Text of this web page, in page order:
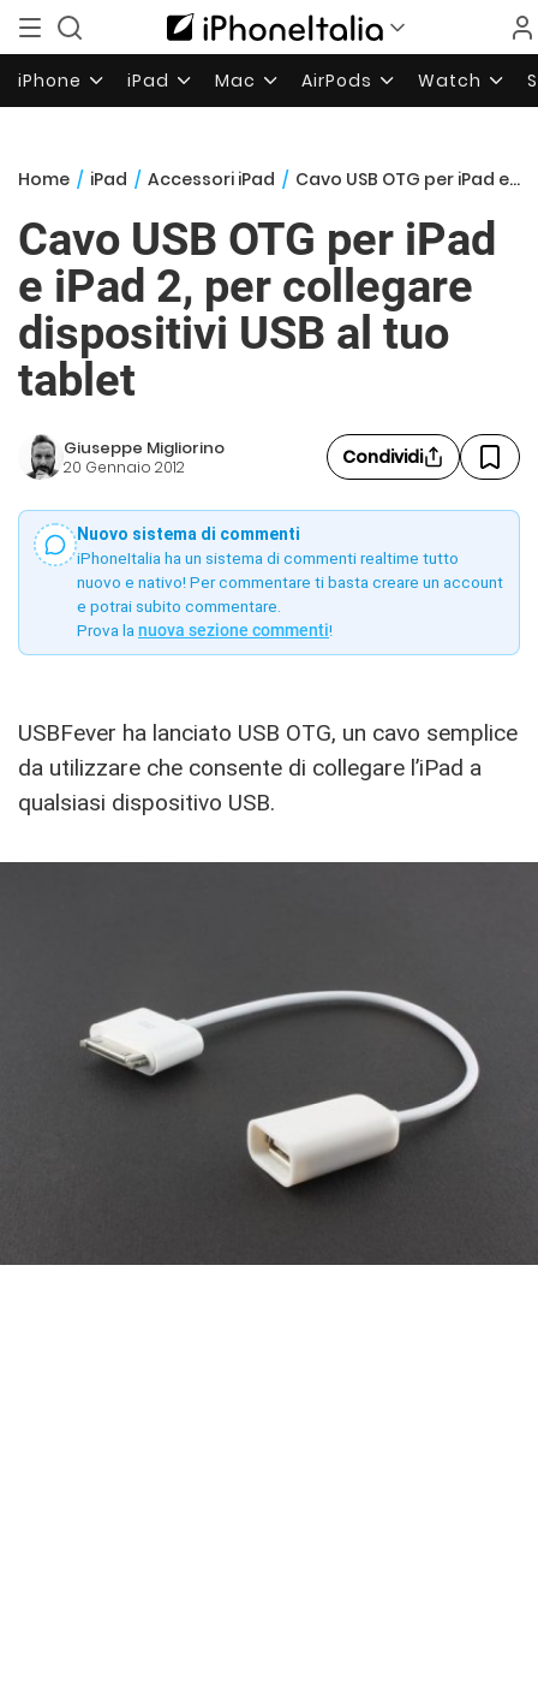
iPhone iPad Mac AirPods Watch
Home / iPad / Accessori iPad / Cavo USB OTG per iPad e iPad 2, per collegare dispositivi USB al tuo tablet
Cavo USB OTG per iPad
e iPad 2, per collegare
dispositivi USB al tuo
tablet
Giuseppe Migliorino
20 Gennaio 2012 Condividi
Nuovo sistema di commenti
iPhoneItalia ha un sistema di commenti realtime tutto
nuovo e nativo! Per commentare ti basta creare un account
e potrai subito commentare.
Prova la nuova sezione commenti!
USBFever ha lanciato USB OTG, un cavo semplice
da utilizzare che consente di collegare l’iPad a
qualsiasi dispositivo USB.